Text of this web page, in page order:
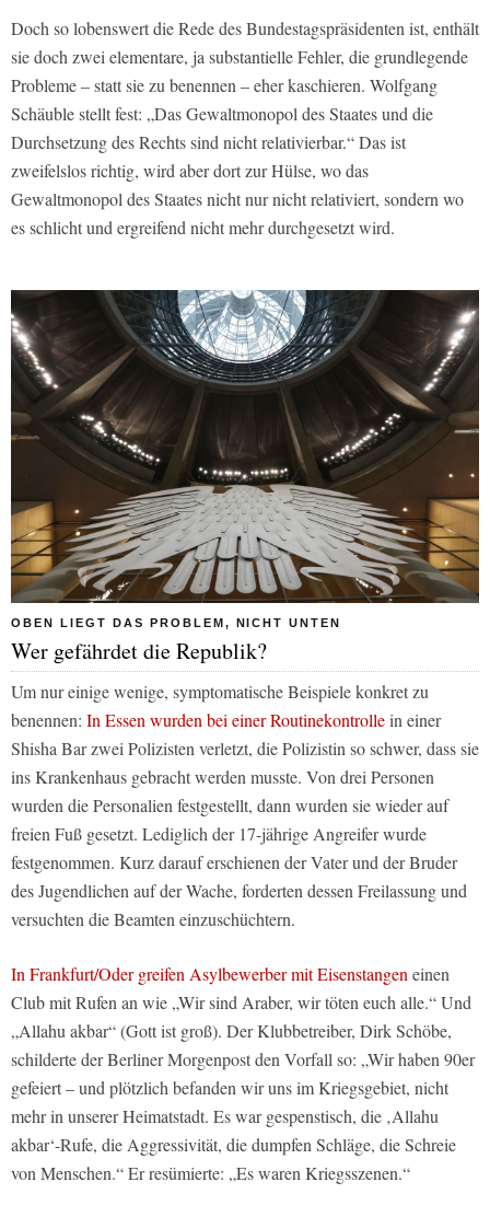
Doch so lobenswert die Rede des Bundestagspräsidenten ist, enthält
sie doch zwei elementare, ja substantielle Fehler, die grundlegende
Probleme – statt sie zu benennen – eher kaschieren. Wolfgang
Schäuble stellt fest: „Das Gewaltmonopol des Staates und die
Durchsetzung des Rechts sind nicht relativierbar.“ Das ist
zweifelslos richtig, wird aber dort zur Hülse, wo das
Gewaltmonopol des Staates nicht nur nicht relativiert, sondern wo
es schlicht und ergreifend nicht mehr durchgesetzt wird.
OBEN LIEGT DAS PROBLEM, NICHT UNTEN
Wer gefährdet die Republik?
Um nur einige wenige, symptomatische Beispiele konkret zu
benennen: In Essen wurden bei einer Routinekontrollein einer
Shisha Bar zwei Polizisten verletzt, die Polizistin so schwer, dass sie
ins Krankenhaus gebracht werden musste. Von drei Personen
wurden die Personalien festgestellt, dann wurden sie wieder auf
freien Fuß gesetzt. Lediglich der 17-jährige Angreifer wurde
festgenommen. Kurz darauf erschienen der Vater und der Bruder
des Jugendlichen auf der Wache, forderten dessen Freilassung und
versuchten die Beamten einzuschüchtern.
In Frankfurt/Oder greifen Asylbewerber mit Eisenstangen einen
Club mit Rufen an wie „Wir sind Araber, wir töten euch alle.“ Und
„Allahu akbar“ (Gott ist groß). Der Klubbetreiber, Dirk Schöbe,
schilderte der Berliner Morgenpost den Vorfall so: „Wir haben 90er
gefeiert – und plötzlich befanden wir uns im Kriegsgebiet, nicht
mehr in unserer Heimatstadt. Es war gespenstisch, die ‚Allahu
akbar‘-Rufe, die Aggressivität, die dumpfen Schläge, die Schreie
von Menschen.“ Er resümierte: „Es waren Kriegsszenen.“